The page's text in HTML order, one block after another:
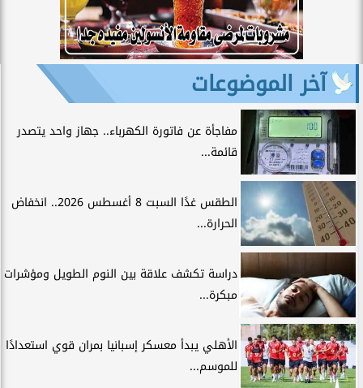
آخر الموضوعات
مفاجأة عن فاتورة الكهرباء.. جهاز واحد يتصدر
قائمة...
الطقس غدًا السبت 8 أغسطس 2026.. انخفاض
الحرارة...
دراسة تكشف علاقة بين النوم الطويل ومؤشرات
مبكرة...
الأهلي يبدأ معسكر إسبانيا بمران قوي استعدادًا
للموسم...